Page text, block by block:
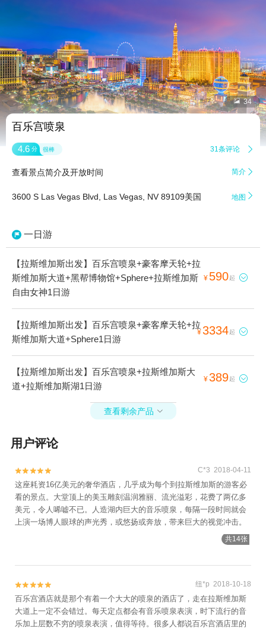
 34
百乐宫喷泉
4.6 分 很棒 31条评论 
查看景点简介及开放时间 简介 
3600 S Las Vegas Blvd, Las Vegas, NV 89109美国 地图 
一日游
【拉斯维加斯出发】百乐宫喷泉+豪客摩天轮+拉
斯维加斯大道+黑帮博物馆+Sphere+拉斯维加斯
自由女神1日游
¥ 590起 
【拉斯维加斯出发】百乐宫喷泉+豪客摩天轮+拉
斯维加斯大道+Sphere1日游
¥3334起 
【拉斯维加斯出发】百乐宫喷泉+拉斯维加斯大
道+拉斯维加斯湖1日游
¥389起 
查看剩余产品 
用户评论

 C*3 2018-04-11
这座耗资16亿美元的奢华酒店，几乎成为每个到拉斯维加斯的游客必
看的景点。大堂顶上的美玉雕刻温润雅丽、流光溢彩，花费了两亿多
美元，令人唏嘘不已。人造湖内巨大的音乐喷泉，每隔一段时间就会
上演一场博人眼球的声光秀，或悠扬或奔放，带来巨大的视觉冲击。
共14张

 纽*p 2018-10-18
百乐宫酒店就是那个有着一个大大的喷泉的酒店了，走在拉斯维加斯
大道上一定不会错过。每天定点都会有音乐喷泉表演，时下流行的音
乐加上层数不穷的喷泉表演，值得等待。很多人都说百乐宫酒店里的